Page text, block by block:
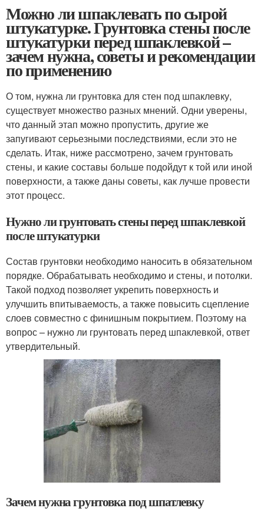
Можно ли шпаклевать по сырой
штукатурке. Грунтовка стены после
штукатурки перед шпаклевкой –
зачем нужна, советы и рекомендации
по применению
О том, нужна ли грунтовка для стен под шпаклевку,
существует множество разных мнений. Одни уверены,
что данный этап можно пропустить, другие же
запугивают серьезными последствиями, если это не
сделать. Итак, ниже рассмотрено, зачем грунтовать
стены, и какие составы больше подойдут к той или иной
поверхности, а также даны советы, как лучше провести
этот процесс.
Нужно ли грунтовать стены перед шпаклевкой
после штукатурки
Состав грунтовки необходимо наносить в обязательном
порядке. Обрабатывать необходимо и стены, и потолки.
Такой подход позволяет укрепить поверхность и
улучшить впитываемость, а также повысить сцепление
слоев совместно с финишным покрытием. Поэтому на
вопрос – нужно ли грунтовать перед шпаклевкой, ответ
утвердительный.
Зачем нужна грунтовка под шпатлевку